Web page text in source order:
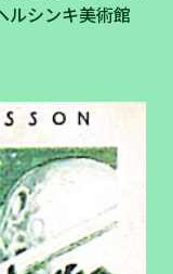
ルシンキ美術館